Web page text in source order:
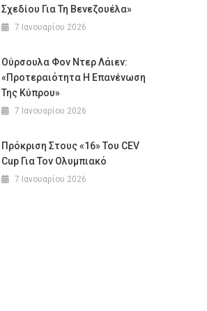
Σχεδίου Για Τη Βενεζουέλα»
7 Ιανουαρίου 2026
Ούρσουλα Φον Ντερ Λάιεν:
«Προτεραιότητα Η Επανένωση
Της Κύπρου»
7 Ιανουαρίου 2026
Πρόκριση Στους «16» Του CEV
Cup Για Τον Ολυμπιακό
7 Ιανουαρίου 2026